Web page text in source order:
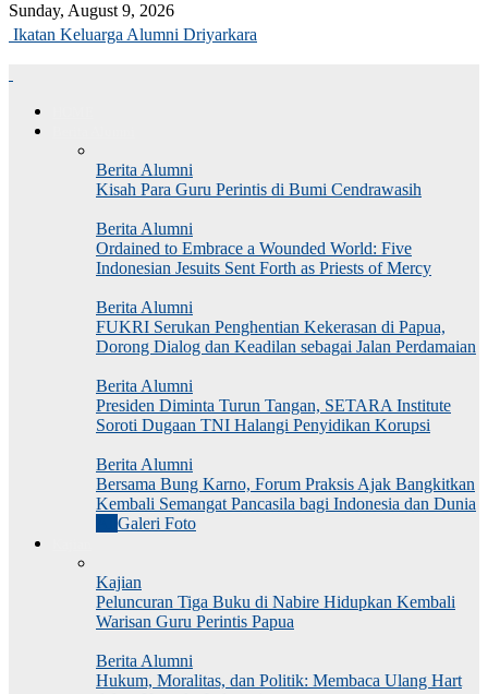
Sunday, August 9, 2026
Ikatan Keluarga Alumni Driyarkara
Berita Alumni
Kisah Para Guru Perintis di Bumi Cendrawasih
Berita Alumni
Ordained to Embrace a Wounded World: Five
Indonesian Jesuits Sent Forth as Priests of Mercy
Berita Alumni
FUKRI Serukan Penghentian Kekerasan di Papua,
Dorong Dialog dan Keadilan sebagai Jalan Perdamaian
Berita Alumni
Presiden Diminta Turun Tangan, SETARA Institute
Soroti Dugaan TNI Halangi Penyidikan Korupsi
Berita Alumni
Bersama Bung Karno, Forum Praksis Ajak Bangkitkan
Kembali Semangat Pancasila bagi Indonesia dan Dunia
Galeri Foto
Kajian
Peluncuran Tiga Buku di Nabire Hidupkan Kembali
Warisan Guru Perintis Papua
Berita Alumni
Hukum, Moralitas, dan Politik: Membaca Ulang Hart